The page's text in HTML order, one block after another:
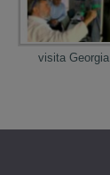
visita Georgia